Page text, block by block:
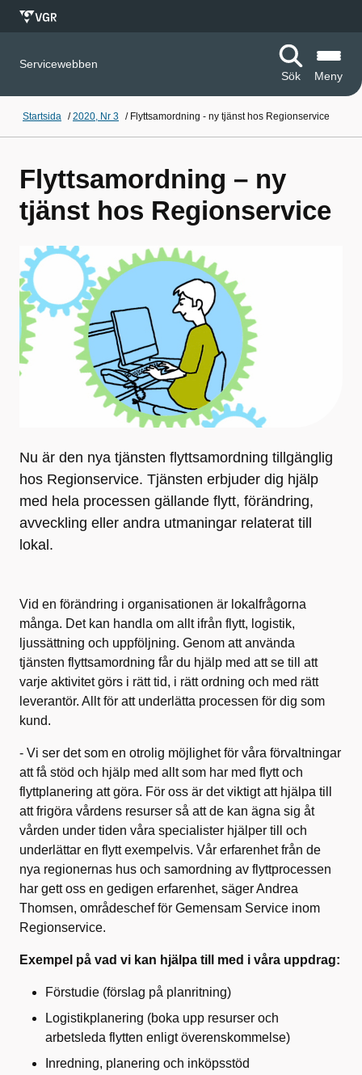
Servicewebben
Sök
Meny
Startsida /2020, Nr 3 / Flyttsamordning - ny tjänst hos Regionservice
Flyttsamordning – ny
tjänst hos Regionservice
Nu är den nya tjänsten flyttsamordning tillgänglig
hos Regionservice. Tjänsten erbjuder dig hjälp
med hela processen gällande flytt, förändring,
avveckling eller andra utmaningar relaterat till
lokal.
Vid en förändring i organisationen är lokalfrågorna
många. Det kan handla om allt ifrån flytt, logistik,
ljussättning och uppföljning. Genom att använda
tjänsten flyttsamordning får du hjälp med att se till att
varje aktivitet görs i rätt tid, i rätt ordning och med rätt
leverantör. Allt för att underlätta processen för dig som
kund.
- Vi ser det som en otrolig möjlighet för våra förvaltningar
att få stöd och hjälp med allt som har med flytt och
flyttplanering att göra. För oss är det viktigt att hjälpa till
att frigöra vårdens resurser så att de kan ägna sig åt
vården under tiden våra specialister hjälper till och
underlättar en flytt exempelvis. Vår erfarenhet från de
nya regionernas hus och samordning av flyttprocessen
har gett oss en gedigen erfarenhet, säger Andrea
Thomsen, områdeschef för Gemensam Service inom
Regionservice.
Exempel på vad vi kan hjälpa till med i våra uppdrag:
Förstudie (förslag på planritning)
Logistikplanering (boka upp resurser och
arbetsleda flytten enligt överenskommelse)
Inredning, planering och inköpsstöd